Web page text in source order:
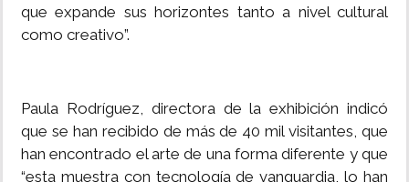
que expande sus horizontes tanto a nivel cultural
como creativo”.
Paula Rodríguez, directora de la exhibición indicó
que se han recibido de más de 40 mil visitantes, que
han encontrado el arte de una forma diferente y que
“esta muestra con tecnología de vanguardia, lo han